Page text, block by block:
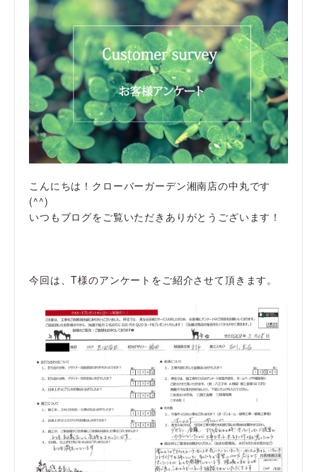
こんにちは！クローバーガーデン湘南店の中丸です
(^^)
いつもブログをご覧いただきありがとうございます！
今回は、T様のアンケートをご紹介させて頂きます。